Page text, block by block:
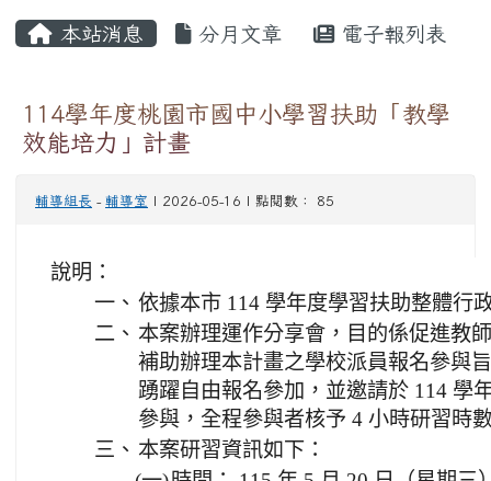
本站消息 分月文章 電子報列表
114學年度桃園市國中小學習扶助「教學
效能培力」計畫
輔導組長 - 輔導室 | 2026-05-16 | 點閱數： 85
說明：
一、 依據本市 114 學年度學習扶助整體行
二、 本案辦理運作分享會，目的係促進教
補助辦理本計畫之學校派員報名參與
踴躍自由報名參加，並邀請於 114 學
參與，全程參與者核予 4 小時研習時
三、 本案研習資訊如下：